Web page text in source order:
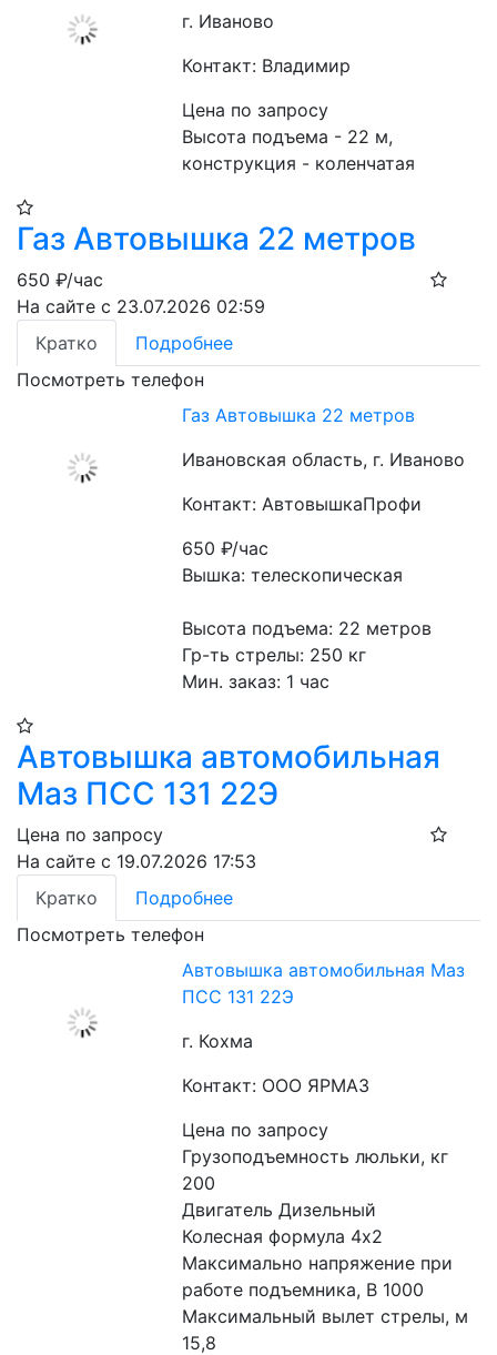
г. Иваново
Контакт: Владимир
Цена по запросу
Высота подъема - 22 м,
конструкция - коленчатая
Газ Автовышка 22 метров
650 ₽/час
На сайте с 23.07.2026 02:59
Кратко
Подробнее
Посмотреть телефон
Газ Автовышка 22 метров
Ивановская область, г. Иваново
Контакт: АвтовышкаПрофи
650₽/час
Вышка: телескопическая
Высота подъема: 22 метров
Гр-ть стрелы: 250 кг
Мин. заказ: 1 час
Автовышка автомобильная
Маз ПСС 131 22Э
Цена по запросу
На сайте с 19.07.2026 17:53
Кратко
Подробнее
Посмотреть телефон
Автовышка автомобильная Маз
ПСС 131 22Э
г. Кохма
Контакт: ООО ЯРМАЗ
Цена по запросу
Грузоподъемность люльки, кг
200
Двигатель Дизельный
Колесная формула 4х2
Максимально напряжение при
работе подъемника, В 1000
Максимальный вылет стрелы, м
15,8